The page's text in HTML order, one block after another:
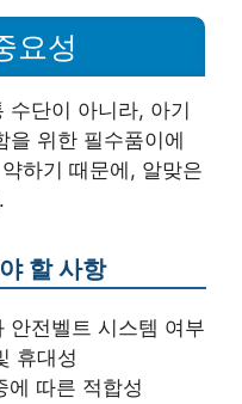
요성
수단이 아니라, 아기
을 위한 필수품이에
하기 때문에, 알맞은
할 사항
안전벨트 시스템 여부
휴대성
에 따른 적합성